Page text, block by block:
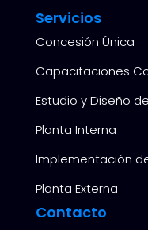
Servicios
Concesión Única
Capacitaciones
Estudio y Diseño
Planta Interna
Implementación
Planta Externa
Contacto